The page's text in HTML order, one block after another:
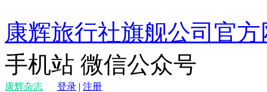
康辉旅行社旗舰公司官方
手机站 微信公众号
康辉杂志 登录 | 注册